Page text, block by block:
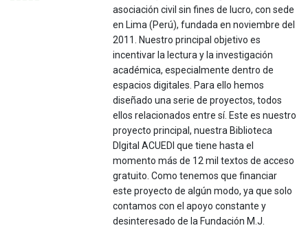
asociación civil sin fines de lucro, con sede
en Lima (Perú), fundada en noviembre del
2011. Nuestro principal objetivo es
incentivar la lectura y la investigación
académica, especialmente dentro de
espacios digitales. Para ello hemos
diseñado una serie de proyectos, todos
ellos relacionados entre sí. Este es nuestro
proyecto principal, nuestra Biblioteca
DIgital ACUEDI que tiene hasta el
momento más de 12 mil textos de acceso
gratuito. Como tenemos que financiar
este proyecto de algún modo, ya que solo
contamos con el apoyo constante y
desinteresado de la Fundación M.J.